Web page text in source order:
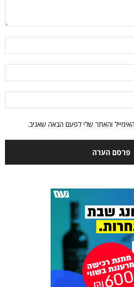
והאתר שלי לפעם הבאה שאגיב.